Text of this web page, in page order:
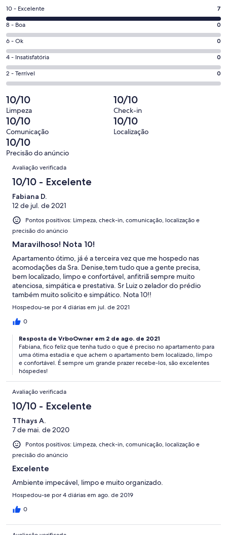
uma
nova
janela
Nota
10
-
Excelente.
7
de
7
avaliações
10 - Excelente 7
Nota
8
-
Boa.
0
de
avaliações
8 - Boa 0
Nota
6
-
Ok.
0
de
7
avaliações
6 - Ok 0
Nota
4
-
0
de
7
avaliações
4 - Insatisfatória 0
Nota
2
-
Terrível.
0
de
7
avaliações
2 - Terrível 0
10/10
Limpeza
10/10
Check-in
10/10
Comunicação
10/10
Localização
10/10
Precisão do anúncio
Avaliações
Avaliação verificada
10/10 - Excelente
Fabiana D.
12 de jul. de 2021
Pontos positivos: Limpeza, check-in, comunicação, localização e
precisão do anúncio
Maravilhoso! Nota 10!
Apartamento ótimo, já é a terceira vez que me hospedo nas
acomodações da Sra. Denise,tem tudo que a gente precisa,
bem localizado, limpo e confortável, anfitriã sempre muito
atenciosa, simpática e prestativa. Sr Luiz o zelador do prédio
também muito solicito e simpático. Nota 10!!
Hospedou-se por 4 diárias em jul. de 2021
0
Resposta de VrboOwner em 2 de ago. de 2021
Fabiana, fico feliz que tenha tudo o que é preciso no apartamento para
uma ótima estadia e que achem o apartamento bem localizado, limpo
e confortável. É sempre um grande prazer recebe-los, são excelentes
hóspedes!
Avaliação verificada
10/10 - Excelente
TThays A.
7 de mai. de 2020
Pontos positivos: Limpeza, check-in, comunicação, localização e
precisão do anúncio
Excelente
Ambiente impecável, limpo e muito organizado.
Hospedou-se por 4 diárias em ago. de 2019
0